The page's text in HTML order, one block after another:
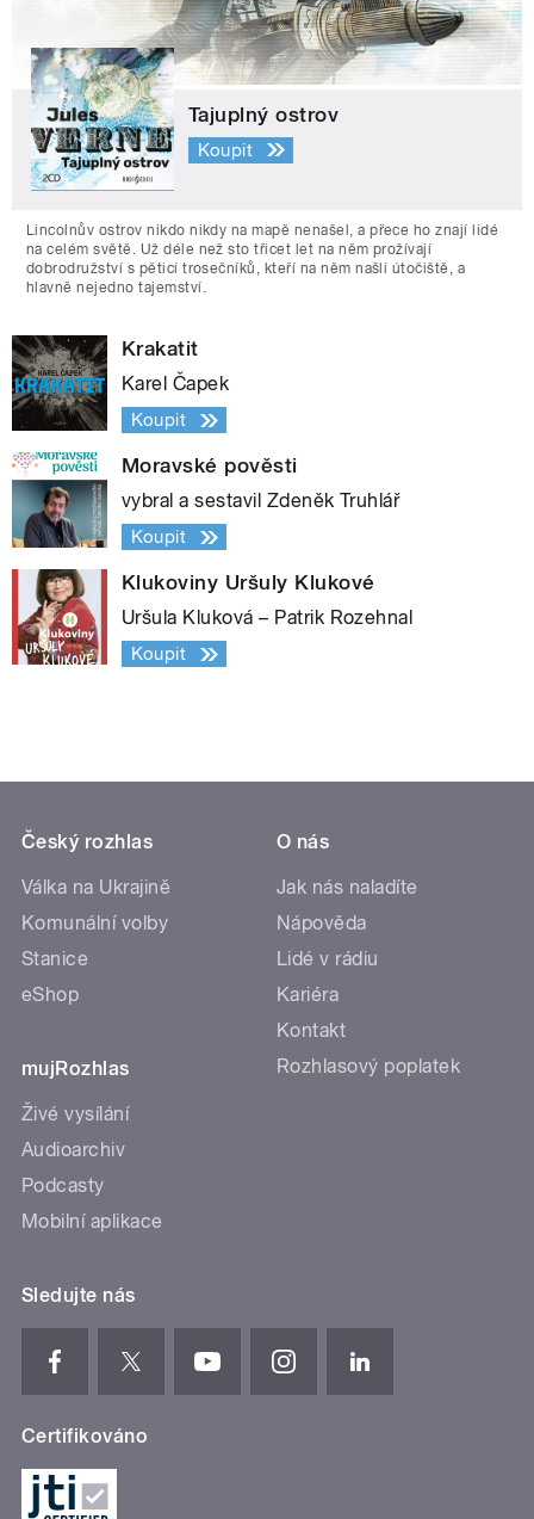
Tajuplný ostrov
Koupit
Lincolnův ostrov nikdo nikdy na mapě nenašel, a přece ho znají lidé
na celém světě. Už déle než sto třicet let na něm prožívají
dobrodružství s pěticí trosečníků, kteří na něm našli útočiště, a
hlavně nejedno tajemství.
Krakatit
Karel Čapek
Koupit
Moravské pověsti
vybral a sestavil Zdeněk Truhlář
Koupit
Klukoviny Uršuly Klukové
Uršula Kluková – Patrik Rozehnal
Koupit
Český rozhlas
Válka na Ukrajině
Komunální volby
Stanice
eShop
mujRozhlas
Živé vysílání
Audioarchiv
Podcasty
Mobilní aplikace
O nás
Jak nás naladíte
Nápověda
Lidé v rádiu
Kariéra
Kontakt
Rozhlasový poplatek
Sledujte nás
Certifikováno